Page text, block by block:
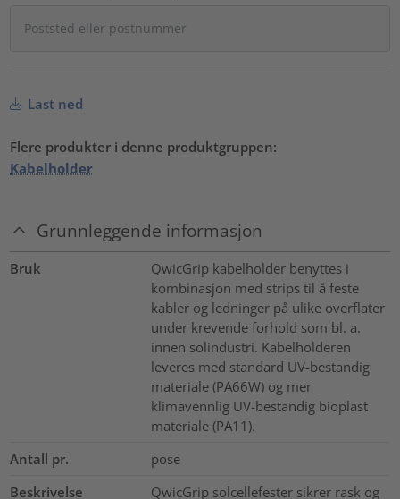
Last ned
Flere produkter i denne produktgruppen:
Kabelholder
Grunnleggende informasjon
Bruk
QwicGrip kabelholder benyttes i
kombinasjon med strips til å feste
kabler og ledninger på ulike overflater
under krevende forhold som bl. a.
innen solindustri. Kabelholderen
leveres med standard UV-bestandig
materiale (PA66W) og mer
klimavennlig UV-bestandig bioplast
materiale (PA11).
Antall pr.
pose
Beskrivelse
QwicGrip solcellefester sikrer rask og